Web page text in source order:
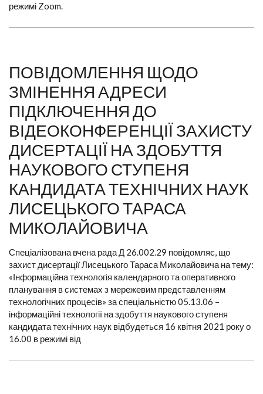
режимі Zoom.
ПОВІДОМЛЕННЯ ЩОДО
ЗМІНЕННЯ АДРЕСИ
ПІДКЛЮЧЕННЯ ДО
ВІДЕОКОНФЕРЕНЦІЇ ЗАХИСТУ
ДИСЕРТАЦІЇ НА ЗДОБУТТЯ
НАУКОВОГО СТУПЕНЯ
КАНДИДАТА ТЕХНІЧНИХ НАУК
ЛИСЕЦЬКОГО ТАРАСА
МИКОЛАЙОВИЧА
Спеціалізована вчена рада Д 26.002.29 повідомляє, що
захист дисертації Лисецького Тараса Миколайовича на тему:
«Інформаційна технологія календарного та оперативного
планування в системах з мережевим представленням
технологічних процесів» за спеціальністю 05.13.06 –
інформаційні технології на здобуття наукового ступеня
кандидата технічних наук відбудеться 16 квітня 2021 року о
16.00 в режимі від